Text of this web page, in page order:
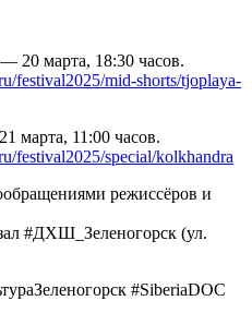
20 марта, 18:30 часов.
festival2025/mid-shorts/tjoplaya-
марта, 11:00 часов.
festival2025/special/kolkhandra
режиссёров и
#ДХШ_Зеленогорск (ул.
#SiberiaDOC